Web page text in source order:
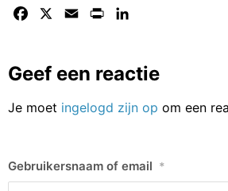
Facebook Email Print
Geef een reactie
Je moet ingelogd zijn op om een
Gebruikersnaam of email *